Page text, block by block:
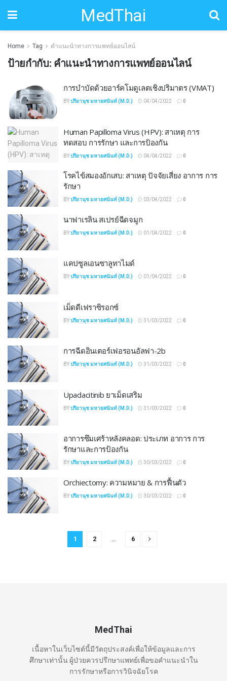
MedThai
Home Tag คำแนะนำทางการแพทย์ออนไลน์
ป้ายกำกับ: คำแนะนำทางการแพทย์ออนไลน์
การบำบัดด้วยอาร์คโมดูเลตเชิงปริมาตร (VMAT)
BYปรียานุช มหายศนันท์ (M.D.) 04/04/2022 0
Human Papilloma Virus (HPV): สาเหตุ การ
ทดสอบ การรักษา และการป้องกัน
BYปรียานุช มหายศนันท์ (M.D.) 04/04/2022 0
โรคไข้สมองอักเสบ: สาเหตุ ปัจจัยเสี่ยง อาการ การ
รักษา
BYปรียานุช มหายศนันท์ (M.D.) 03/04/2022 0
นาฟาเรลิน สเปรย์ฉีดจมูก
BYปรียานุช มหายศนันท์ (M.D.) 01/04/2022 0
แคปซูลเอนซาลูทาไมด์
BYปรียานุช มหายศนันท์ (M.D.) 01/04/2022 0
เม็ดดีเฟราซิรอกซ์
BYปรียานุช มหายศนันท์ (M.D.) 31/03/2022 0
การฉีดอินเตอร์เฟอรอนอัลฟา-2b
BYปรียานุช มหายศนันท์ (M.D.) 31/03/2022 0
Upadacitinib ยาเม็ดเสริม
BYปรียานุช มหายศนันท์ (M.D.) 31/03/2022 0
อาการซึมเศร้าหลังคลอด: ประเภท อาการ การ
รักษาและการป้องกัน
BYปรียานุช มหายศนันท์ (M.D.) 30/03/2022 0
Orchiectomy: ความหมาย & การฟื้นตัว
BYปรียานุช มหายศนันท์ (M.D.) 30/03/2022 0
1 2 … 6
MedThai
เนื้อหาในเว็บไซต์นี้มีวัตถุประสงค์เพื่อให้ข้อมูลและการ
ศึกษาเท่านั้น ผู้ป่วยควรปรึกษาแพทย์เพื่อขอคำแนะนำใน
การรักษาหรือการวินิจฉัยโรค